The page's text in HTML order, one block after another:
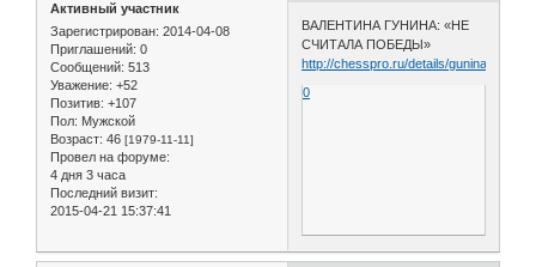
Активный участник
Зарегистрирован: 2014-04-08
Приглашений: 0
Сообщений: 513
Уважение: +52
Позитив: +107
Пол: Мужской
Возраст: 46 [1979-11-11]
Провел на форуме:
4 дня 3 часа
Последний визит:
2015-04-21 15:37:41
ВАЛЕНТИНА ГУНИНА: «НЕ
СЧИТАЛА ПОБЕДЫ»
http://chesspro.ru/details/
0